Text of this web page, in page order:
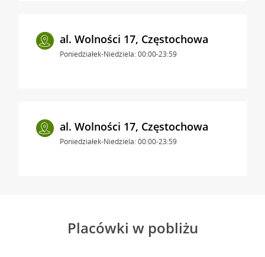
al. Wolności 17, Częstochowa
Poniedziałek-Niedziela: 00:00-23:59
al. Wolności 17, Częstochowa
Poniedziałek-Niedziela: 00:00-23:59
Placówki w pobliżu